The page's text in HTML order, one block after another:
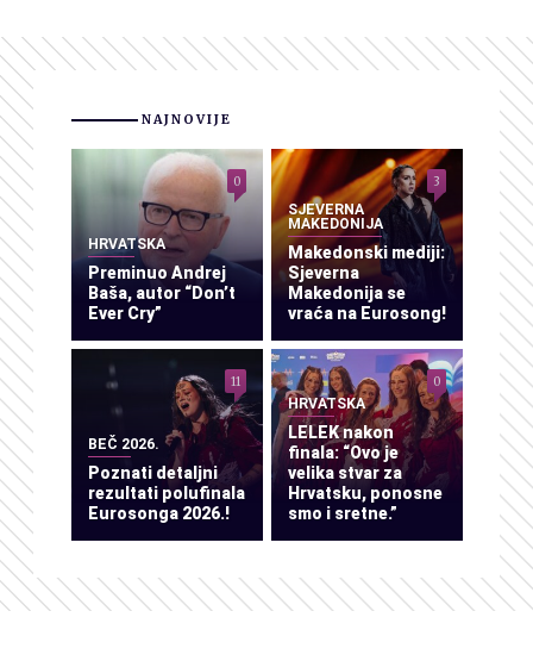
NAJNOVIJE
HRVATSKA
Preminuo Andrej
Baša, autor “Don’t
Ever Cry”
0
SJEVERNA
MAKEDONIJA
Makedonski mediji:
Sjeverna
Makedonija se
vraća na Eurosong!
3
BEČ 2026.
Poznati detaljni
rezultati polufinala
Eurosonga 2026.!
11
HRVATSKA
LELEK nakon
finala: “Ovo je
velika stvar za
Hrvatsku, ponosne
smo i sretne.”
0